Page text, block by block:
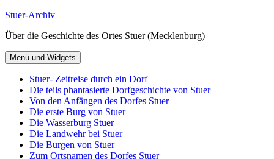
Zum
springen
Stuer-Archiv
Über die Geschichte des Ortes Stuer (Mecklenburg)
Menü und Widgets
Stuer- Zeitreise durch ein Dorf
Die teils phantasierte Dorfgeschichte von Stuer
Von den Anfängen des Dorfes Stuer
Die erste Burg von Stuer
Die Wasserburg Stuer
Die Landwehr bei Stuer
Die Burgen von Stuer
Zum Ortsnamen des Dorfes Stuer